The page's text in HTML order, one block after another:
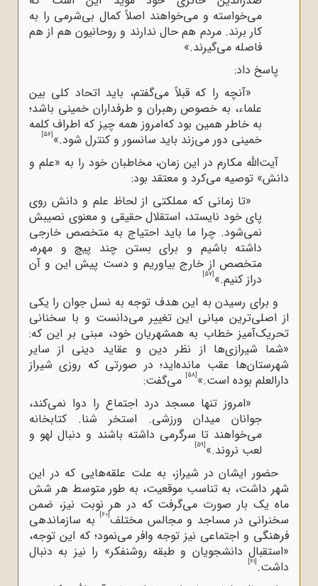
میخواسته و میخواهند اصلاً کمال بیشرمی را به
کار برند. مردم هم حال ندارند و روحانیون هم از هم
فاصله میگیرند.»
پاسخ داد:
«آنچه را که قبلاً میگفتم، باید اتحاد کلی بین
علماء، به خصوص رهبران و طرفداران خمینی باشد؛
به خاطر همین بود که‌امروز همه چیز که اطراف کلمه
خمینی دور میزند باید سانسور و کنترل شود.»[56]
آیت‌الله‌ مکارم در این زمان، مخاطبان خود را به «علم و
دانش» توصیه می‌کرد و معتقد بود:
«تا زمانی که مملکتی از لحاظ علم و دانش روی
پای خود نایستد، استقلال حقیقی و معنوی نصیبش
نمیشود. چرا ما باید احتیاج به متخصص خارجی
داشته باشیم و برای بستن چند پیچ و مهره،
متخصص از خارج بیاوریم و دست پیش این و آن
دراز کنیم.»[57]
و برای رسیدن به این هدف توجه به نسل جوان را یکی
از اصلی‌ترین مبانی این تغییر می‌دانست و با سخنانی
تحریک‌آمیز خطاب به همشهریان خود، مبنی بر این که:
«شما شیرازی‌ها از نظر دین و عقاید دینی از سایر
شهرستانها عقب ماندهاید؛ در صورتی که روزی شیراز
دارالعلم بوده است.»[58] می‌گفت:
«امروز تنها مسجد درد اجتماع را دوا نمیکند،
جوانان میدان ورزشی. استخر شنا. کتابخانه
میخواهند تا سرگرمی داشته باشند و دنبال لهو و
لعب نروند.»[59]
حضور ایشان در شیراز، به علت علقه‌هایی که در این
شهر داشت، به تناسب موقعیت، به طور متوسط هر شش
ماه یک بار صورت می‌گرفت که در هر نوبت نیز، ضمن
سخنرانی در مساجد و مجالس مختلف[60] به سازماندهی
فرهنگی و اجتماعی نیز توجه وافر می‌نمود؛ که این توجه،
«استقبال دانشجویان و طبقه روشنفکر» را نیز به دنبال
داشت.[61]